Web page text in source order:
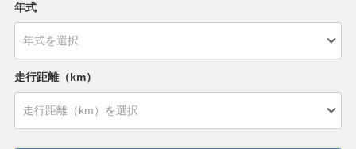
年式
走行距離（km）